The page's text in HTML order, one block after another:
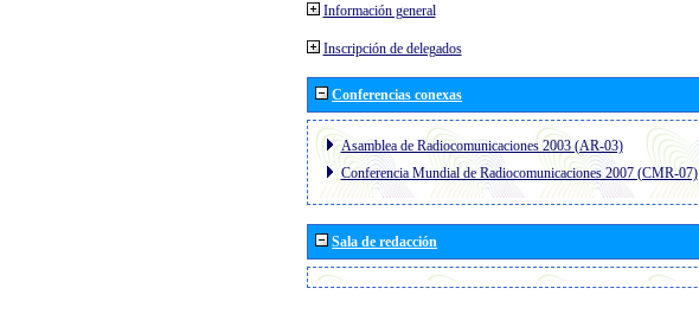
Información general
Inscripción de delegados
Conferencias conexas
Asamblea de Radiocomunicaciones 2003 (AR-03)
Conferencia Mundial de Radiocomunicaciones 2007 (CMR-07)
Sala de redacción